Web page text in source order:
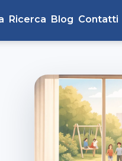
Ricerca Blog Contatti